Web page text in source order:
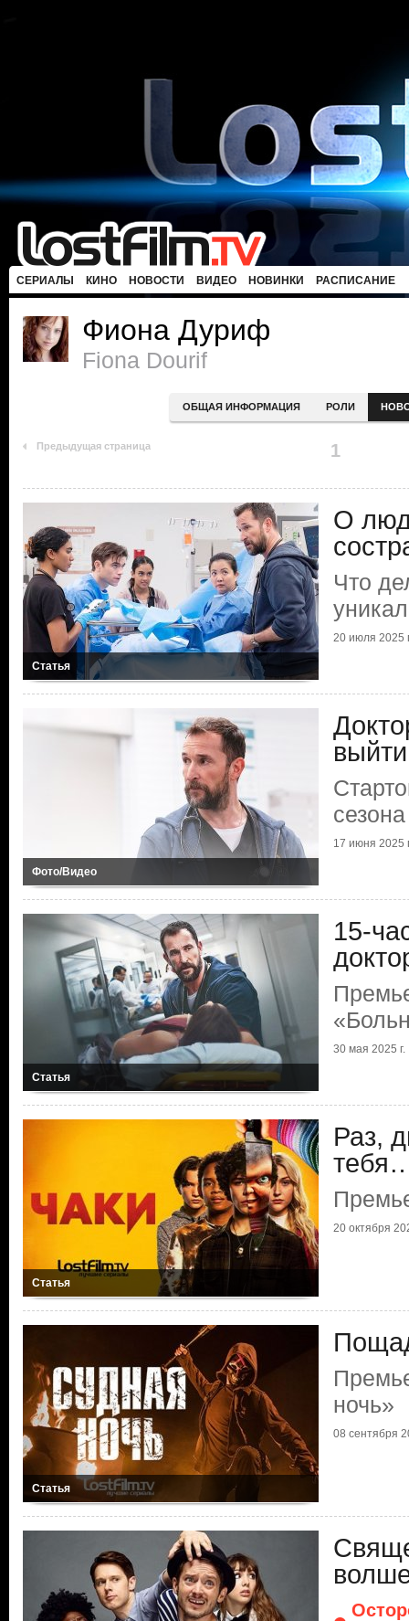
СЕРИАЛЫ КИНО НОВОСТИ ВИДЕО НОВИНКИ РАСПИСАНИЕ
Фиона Дуриф
Fiona Dourif
ОБЩАЯ ИНФОРМАЦИЯ РОЛИ
Предыдущая страница 1
Статья
О
Что
20 июля 2025
Фото/Видео
17 июня 2025
Статья
15-
30 мая 2025 г.
Статья
Раз,
20 октября
Статья
ночь»
08 сентября